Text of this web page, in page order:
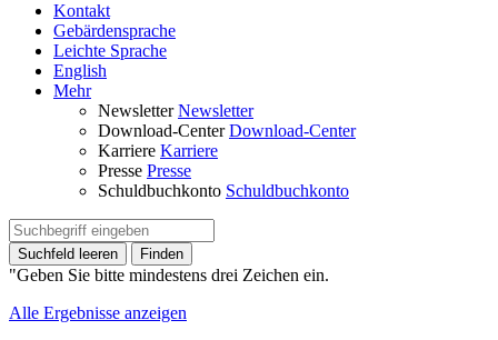
Kontakt
Gebärdensprache
Leichte Sprache
English
Mehr
Newsletter Newsletter
Download-Center Download-Center
Karriere Karriere
Presse Presse
Schuldbuchkonto Schuldbuchkonto
Suchfeld leeren Finden
"Geben Sie bitte mindestens drei Zeichen ein.
Alle Ergebnisse anzeigen